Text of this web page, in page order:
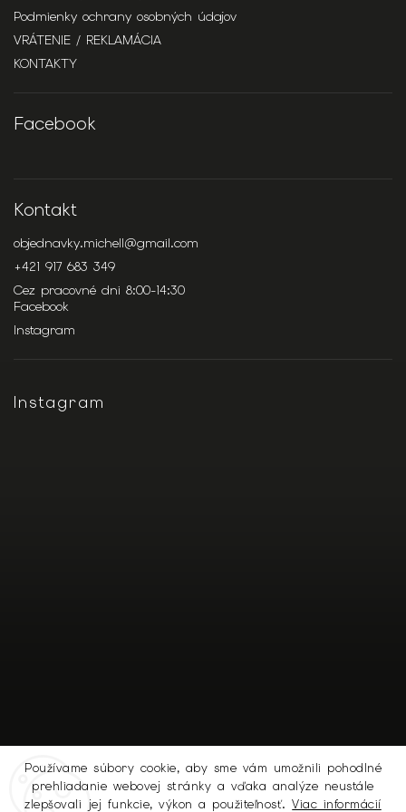
Používame súbory cookie, aby sme vám umožnili pohodlné
prehliadanie webovej stránky a vďaka analýze neustále
zlepšovali jej funkcie, výkon a použiteľnosť.Viac informácií
Podmienky ochrany osobných údajov
VRÁTENIE / REKLAMÁCIA
KONTAKTY
Facebook
Kontakt
objednavky.michell@gmail.com
+421 917 683 349
Cez pracovné dni 8:00-14:30
Facebook
Instagram
Instagram
Sledovať na Instagrame